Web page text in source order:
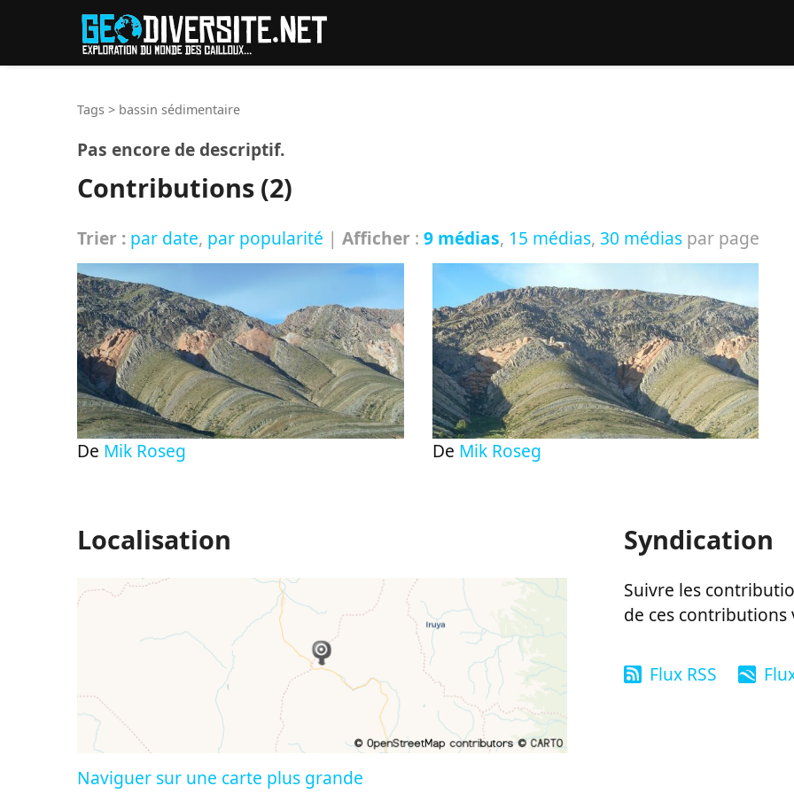
Tags > bassin sédimentaire
Pas encore de descriptif.
Contributions (2)
Trier : par date, par popularité | Afficher : 9 médias, 15 médias, 30 médias par page
De Mik Roseg De Mik Roseg
Localisation
Naviguer sur une carte plus grande
Syndication
Suivre les
de ces
Flux RSS